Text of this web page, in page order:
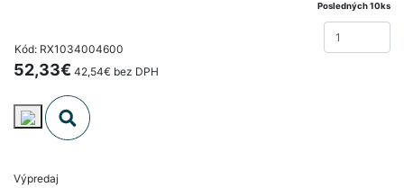
Kód: RX1034004600
Posledných 10ks
52,33€ 42,54€ bez DPH
Výpredaj